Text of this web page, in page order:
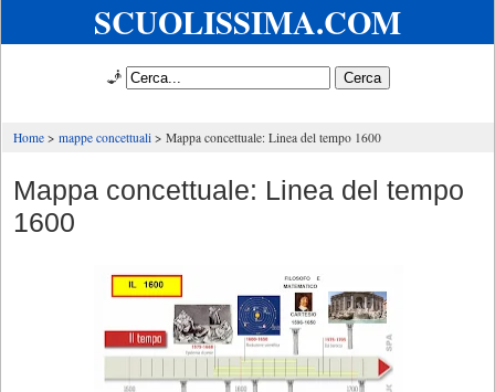
SCUOLISSIMA.COM
🧞
Home mappe concettuali Mappa concettuale: Linea del tempo 1600
Mappa concettuale: Linea del tempo
1600